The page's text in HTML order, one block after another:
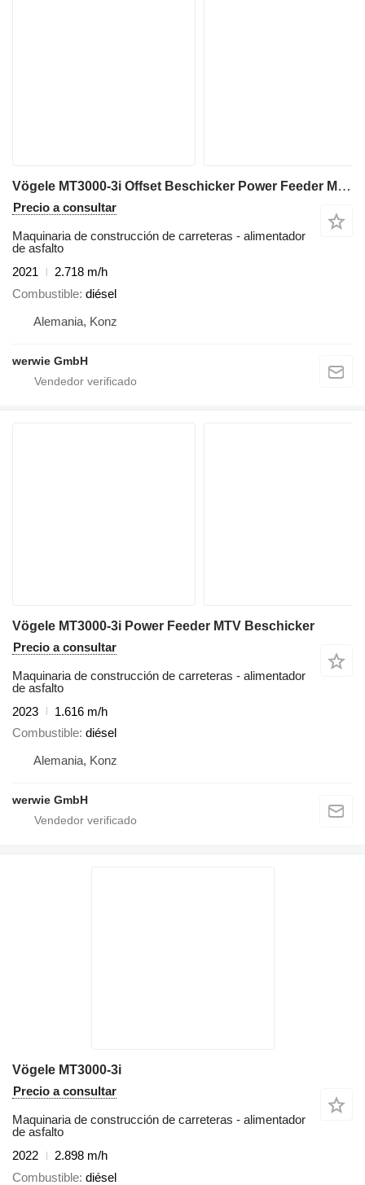
Vögele MT3000-3i Offset Beschicker Power Feeder MTV
Precio a consultar
Maquinaria de construcción de carreteras - alimentador
de asfalto
2021
2.718 m/h
Combustible diésel
Alemania, Konz
werwie GmbH
Vögele MT3000-3i Power Feeder MTV Beschicker
Precio a consultar
Maquinaria de construcción de carreteras - alimentador
de asfalto
2023
1.616 m/h
Combustible diésel
Alemania, Konz
werwie GmbH
Vögele MT3000-3i
Precio a consultar
Maquinaria de construcción de carreteras - alimentador
de asfalto
2022
2.898 m/h
Combustible diésel